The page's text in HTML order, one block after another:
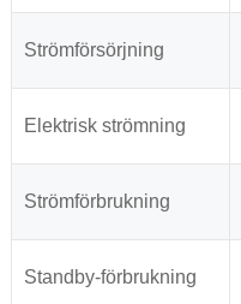
Strömförsörjning
Elektrisk strömning
Strömförbrukning
Standby-förbrukning